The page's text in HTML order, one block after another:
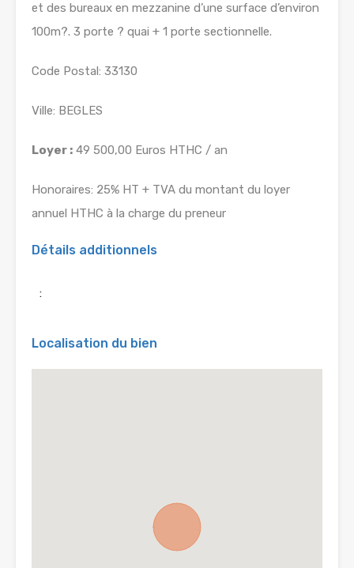
et des bureaux en mezzanine d’une surface d’environ
100m?. 3 porte ? quai + 1 porte sectionnelle.
Code Postal: 33130
Ville: BEGLES
Loyer : 49 500,00 Euros HTHC / an
Honoraires: 25% HT + TVA du montant du loyer
annuel HTHC à la charge du preneur
Détails additionnels
:
Localisation du bien